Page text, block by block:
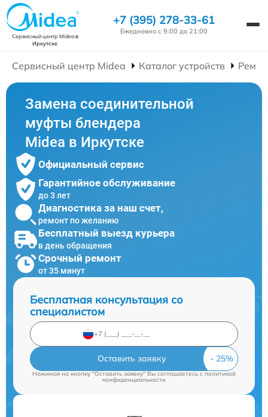
Сервисный центр Mideaв
Иркутске
+7 (395) 278-33-61
Ежедневно с 9:00 до 21:00
Сервисный центр Midea Каталог устройств
Замена соединительной
муфты блендера
Midea в Иркутске
Официальный сервис
Гарантийное обслуживание
до 3 лет
Диагностика за наш счет,
ремонт по желанию
Бесплатный выезд курьера
в день обращения
Срочный ремонт
от 35 минут
Бесплатная консультация со
специалистом
Оставить заявку
Нажимая на кнопку "Оставить заявку" Вы соглашаетесь cполитикой
конфиденциальности